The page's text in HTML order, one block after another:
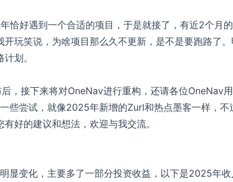
恰好遇到一个合适的项目，于是就接了，有近2个月
玩笑说，为啥项目那么久不更新，是不是要跑路了
划。
，接下来将对OneNav进行重构，还请各位OneNav用
些尝试，就像2025年新增的Zurl和热点墨客一样，
好的建议和想法，欢迎与我交流。
显变化，主要多了一部分投资收益，以下是2025年收